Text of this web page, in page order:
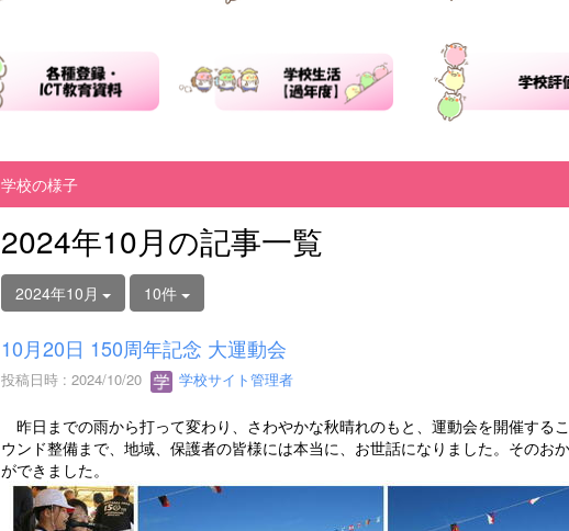
学校の様子
2024年10月の記事一覧
2024年10月 10件
10月20日 150周年記念 大運動会
投稿日時 : 2024/10/20 学校サイト管理者
昨日までの雨から打って変わり、さわやかな秋晴れのもと、運動会を開催する
ウンド整備まで、地域、保護者の皆様には本当に、お世話になりました。そのお
ができました。